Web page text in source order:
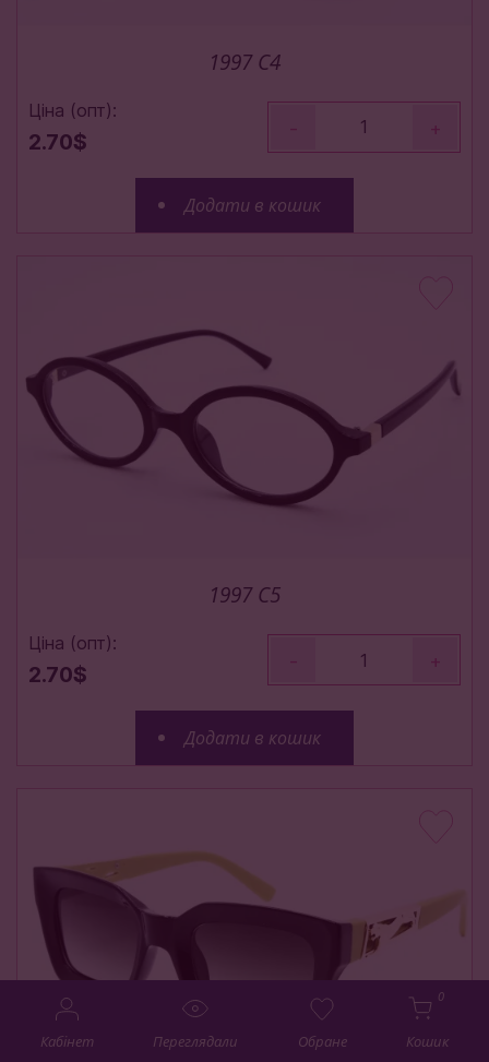
1997 C4
Ціна (опт):
2.70$
- +
Додати в кошик
1997 C5
Ціна (опт):
2.70$
- +
Додати в кошик
Кабінет Переглядали Обране
0
Кошик